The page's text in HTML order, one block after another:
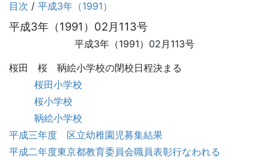
目次 / 平成3年（1991）
平成3年（1991）02月113号
平成3年（1991）02月113号
桜田 桜 鞆絵小学校の閉校日程決まる
桜田小学校
桜小学校
鞆絵小学校
平成三年度 区立幼稚園児募集結果
平成二年度東京都教育委員会職員表彰行なわれる